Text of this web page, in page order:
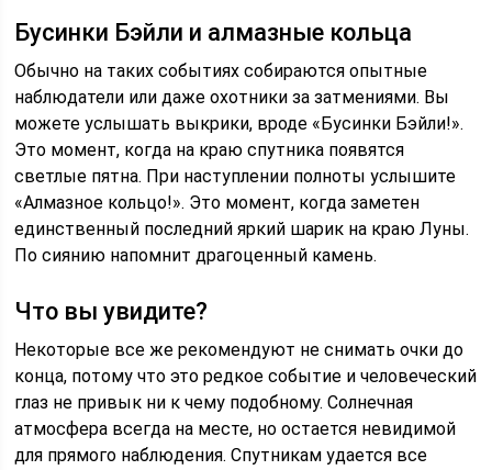
Бусинки Бэйли и алмазные кольца
Обычно на таких событиях собираются опытные
наблюдатели или даже охотники за затмениями. Вы
можете услышать выкрики, вроде «Бусинки Бэйли!».
Это момент, когда на краю спутника появятся
светлые пятна. При наступлении полноты услышите
«Алмазное кольцо!». Это момент, когда заметен
единственный последний яркий шарик на краю Луны.
По сиянию напомнит драгоценный камень.
Что вы увидите?
Некоторые все же рекомендуют не снимать очки до
конца, потому что это редкое событие и человеческий
глаз не привык ни к чему подобному. Солнечная
атмосфера всегда на месте, но остается невидимой
для прямого наблюдения. Спутникам удается все